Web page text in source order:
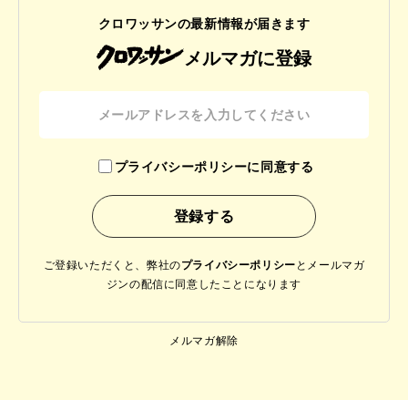
クロワッサンの最新情報が届きます
メルマガに登録
プライバシーポリシーに同意する
ご登録いただくと、弊社のプライバシーポリシー と メールマガ
ジンの配信に同意したことになります
メルマガ解除